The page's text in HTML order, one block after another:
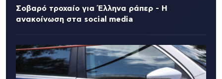
Σοβαρό τροχαίο για Έλληνα ράπερ - Η
ανακοίνωση στα social media